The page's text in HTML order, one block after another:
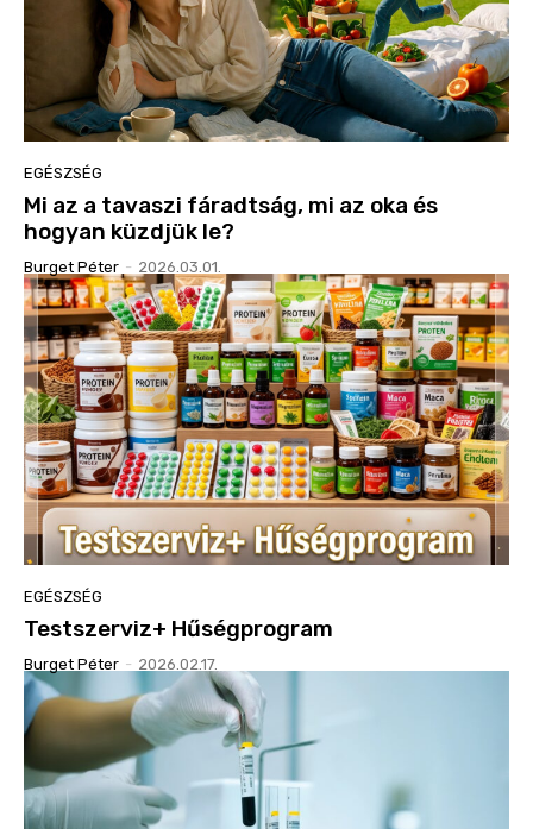
EGÉSZSÉG
Mi az a tavaszi fáradtság, mi az oka és
hogyan küzdjük le?
Burget Péter - 2026.03.01.
EGÉSZSÉG
Testszerviz+ Hűségprogram
Burget Péter - 2026.02.17.